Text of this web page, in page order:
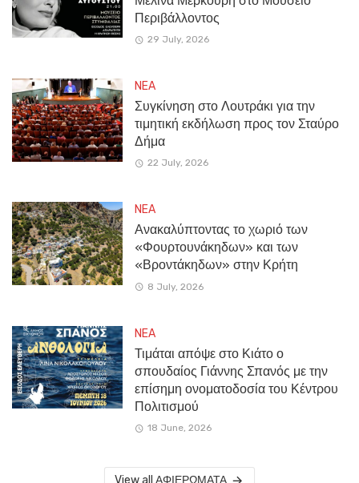
Περιβάλλοντος
29 July, 2026
NEA
Συγκίνηση στο Λουτράκι για την
τιμητική εκδήλωση προς τον Σταύρο
Δήμα
22 July, 2026
NEA
Ανακαλύπτοντας το χωριό των
«Φουρτουνάκηδων» και των
«Βροντάκηδων» στην Κρήτη
8 July, 2026
NEA
Τιμάται απόψε στο Κιάτο ο
σπουδαίος Γιάννης Σπανός με την
επίσημη ονοματοδοσία του Κέντρου
Πολιτισμού
18 June, 2026
View all ΑΦΙΕΡΩΜΑΤΑ